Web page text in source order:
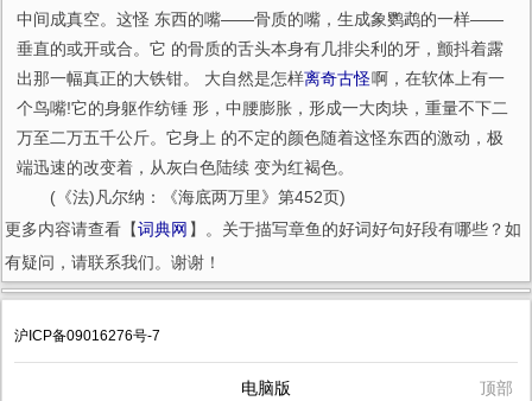
中间成真空。这怪 东西的嘴——骨质的嘴，生成象鹦鹉的一样——
垂直的或开或合。它 的骨质的舌头本身有几排尖利的牙，颤抖着露
出那一幅真正的大铁钳。 大自然是怎样离奇古怪啊，在软体上有一
个鸟嘴!它的身躯作纺锤 形，中腰膨胀，形成一大肉块，重量不下二
万至二万五千公斤。它身上 的不定的颜色随着这怪东西的激动，极
端迅速的改变着，从灰白色陆续 变为红褐色。
(《法)凡尔纳：《海底两万里》第452页)
更多内容请查看【词典网 】。关于描写章鱼的好词好句好段有哪些？如
有疑问，请联系我们。谢谢！
沪ICP备09016276号-7
顶部
电脑版